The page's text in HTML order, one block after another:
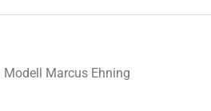
Marcus Ehning